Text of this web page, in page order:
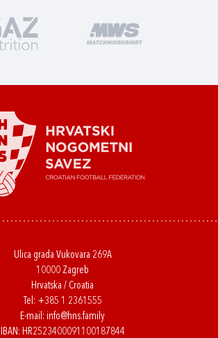
Ulica grada Vukovara 269A
10000 Zagreb
Hrvatska / Croatia
Tel: +385 1 2361555
E-mail: info@hns.family
IBAN: HR2523400091100187844